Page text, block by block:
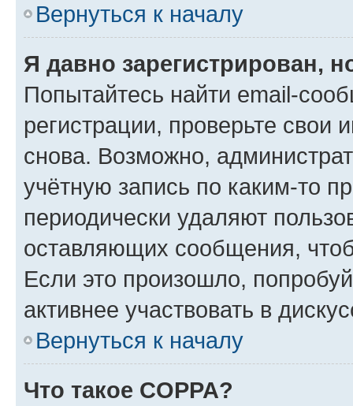
Вернуться к началу
Я давно зарегистрирован,
Попытайтесь найти email-
регистрации, проверьте свои
снова. Возможно,
учётную запись по каким-то
периодически удаляют
оставляющих сообщения,
Если это произошло,
активнее участвовать в
Вернуться к началу
Что такое COPPA?